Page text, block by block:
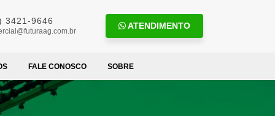
3421-9646 ATENDIMENTO
FALE CONOSCO SOBRE